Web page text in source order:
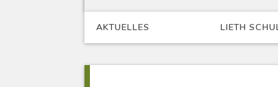
AKTUELLES LIETH